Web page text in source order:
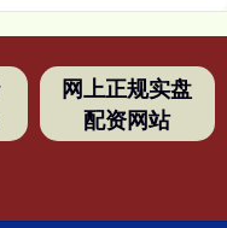
网上正规实盘
配资网站